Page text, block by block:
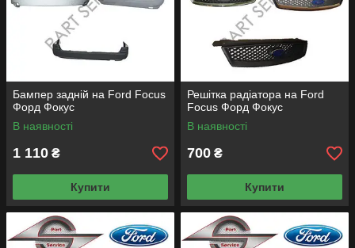
Бампер задній на Ford Focus
Форд Фокус
В наявності
1 110 ₴
Купити
Решітка радіатора на Ford
Focus Форд Фокус
В наявності
700 ₴
Купити